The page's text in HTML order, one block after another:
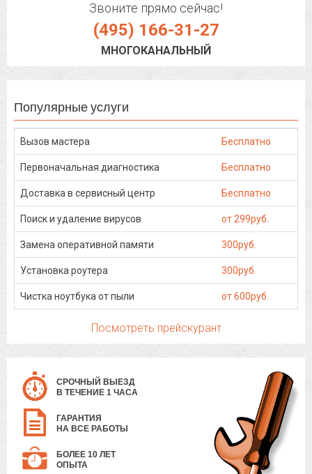
Звоните прямо сейчас!
(495) 166-31-27
МНОГОКАНАЛЬНЫЙ
Популярные услуги
Вызов мастера Бесплатно
Первоначальная диагностика Бесплатно
Доставка в сервисный центр Бесплатно
Поиск и удаление вирусов от 299руб.
Замена оперативной памяти 300руб.
Установка роутера 300руб.
Чистка ноутбука от пыли от 600руб.
Посмотреть прейскурант
СРОЧНЫЙ ВЫЕЗД
В ТЕЧЕНИЕ 1 ЧАСА
ГАРАНТИЯ
НА ВСЕ РАБОТЫ
БОЛЕЕ 10 ЛЕТ
ОПЫТА